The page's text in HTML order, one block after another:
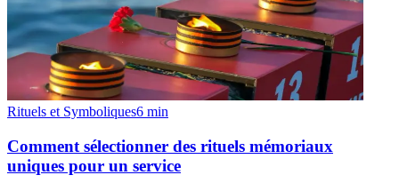
Rituels et Symboliques6 min
Comment sélectionner des rituels mémoriaux
uniques pour un service